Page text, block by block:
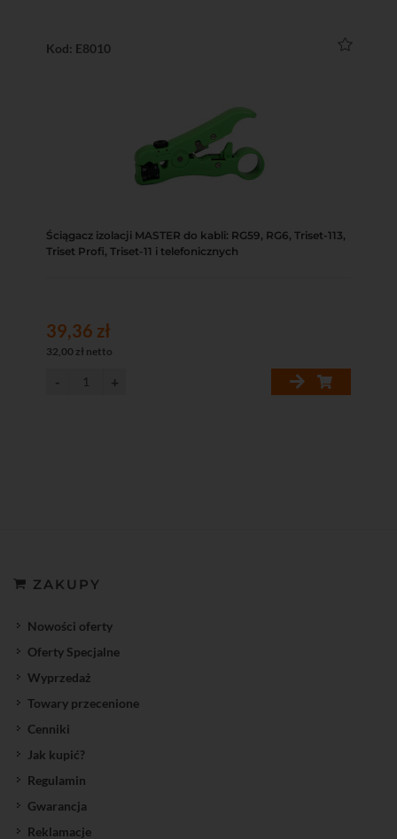
Kod: E8010
Ściągacz izolacji MASTER do kabli: RG59, RG6, Triset-113,
Triset Profi, Triset-11 i telefonicznych
39,36 zł
32,00 zł netto
ZAKUPY
Nowości oferty
Oferty Specjalne
Wyprzedaż
Towary przecenione
Cenniki
Jak kupić?
Regulamin
Gwarancja
Reklamacje